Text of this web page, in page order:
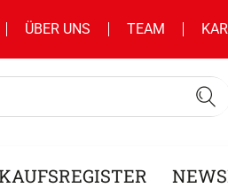
ÜBER UNS TEAM